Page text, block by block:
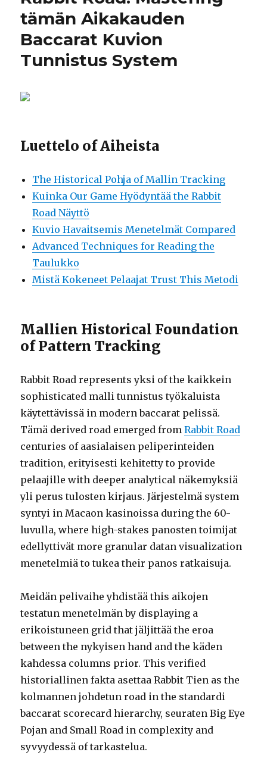
tämän Aikakauden
Baccarat Kuvion
Tunnistus System
Luettelo of Aiheista
The Historical Pohja of Mallin Tracking
Kuinka Our Game Hyödyntää the Rabbit
Road Näyttö
Kuvio Havaitsemis Menetelmät Compared
Advanced Techniques for Reading the
Taulukko
Mistä Kokeneet Pelaajat Trust This Metodi
Mallien Historical Foundation
of Pattern Tracking
Rabbit Road represents yksi of the kaikkein
sophisticated malli tunnistus työkaluista
käytettävissä in modern baccarat pelissä.
Tämä derived road emerged fromRabbit Road
centuries of aasialaisen peliperinteiden
tradition, erityisesti kehitetty to provide
pelaajille with deeper analytical näkemyksiä
yli perus tulosten kirjaus. Järjestelmä system
syntyi in Macaon kasinoissa during the 60-
luvulla, where high-stakes panosten toimijat
edellyttivät more granular datan visualization
menetelmiä to tukea their panos ratkaisuja.
Meidän pelivaihe yhdistää this aikojen
testatun menetelmän by displaying a
erikoistuneen grid that jäljittää the eroa
between the nykyisen hand and the käden
kahdessa columns prior. This verified
historiallinen fakta asettaa Rabbit Tien as the
kolmannen johdetun road in the standardi
baccarat scorecard hierarchy, seuraten Big Eye
Pojan and Small Road in complexity and
syvyydessä of tarkastelua.